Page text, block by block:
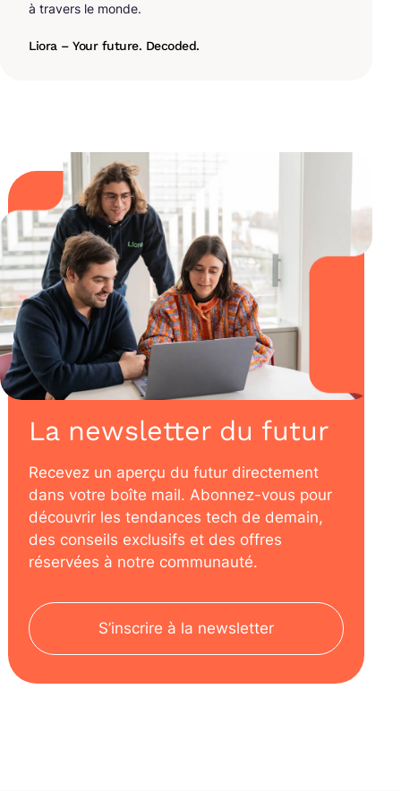
à travers le monde.
Liora – Your future. Decoded.
La newsletter du futur
Recevez un aperçu du futur directement
dans votre boîte mail. Abonnez-vous pour
découvrir les tendances tech de demain,
des conseils exclusifs et des offres
réservées à notre communauté.
S’inscrire à la newsletter